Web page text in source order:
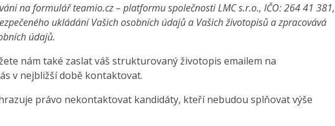
na formulář teamio.cz – platformu společnosti LMC s.r.o., IČO: 264 41 381,
ukládání Vašich osobních údajů a Vašich životopisů a zpracovává
údajů.
nám také zaslat váš strukturovaný životopis emailem na
v nejbližší době kontaktovat.
právo nekontaktovat kandidáty, kteří nebudou splňovat výše